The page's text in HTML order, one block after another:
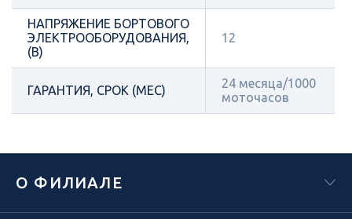
НАПРЯЖЕНИЕ БОРТОВОГО
ЭЛЕКТРООБОРУДОВАНИЯ,
(В)
12
ГАРАНТИЯ, СРОК (МЕС)
24 месяца/1000
моточасов
О ФИЛИАЛЕ